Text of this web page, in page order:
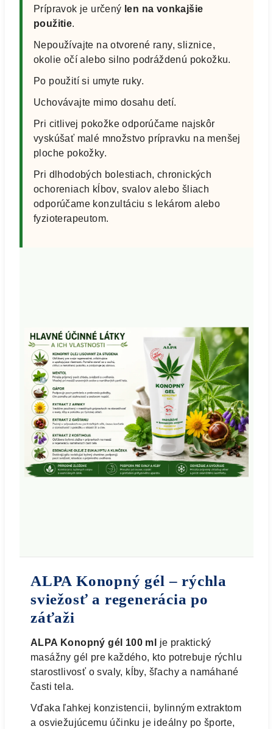
Prípravok je určený len na vonkajšie
použitie.
Nepoužívajte na otvorené rany, sliznice,
okolie očí alebo silno podráždenú pokožku.
Po použití si umyte ruky.
Uchovávajte mimo dosahu detí.
Pri citlivej pokožke odporúčame najskôr
vyskúšať malé množstvo prípravku na menšej
ploche pokožky.
Pri dlhodobých bolestiach, chronických
ochoreniach kĺbov, svalov alebo šliach
odporúčame konzultáciu s lekárom alebo
fyzioterapeutom.
ALPA Konopný gél – rýchla
sviežosť a regenerácia po
záťaži
ALPA Konopný gél 100 ml
je praktický
masážny gél pre každého, kto potrebuje rýchlu
starostlivosť o svaly, kĺby, šľachy a namáhané
časti tela.
Vďaka ľahkej konzistencii, bylinným extraktom
a osviežujúcemu účinku je ideálny po športe,